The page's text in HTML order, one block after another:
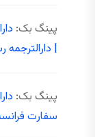
پینگ بک:
|
پینگ بک:
سفارت